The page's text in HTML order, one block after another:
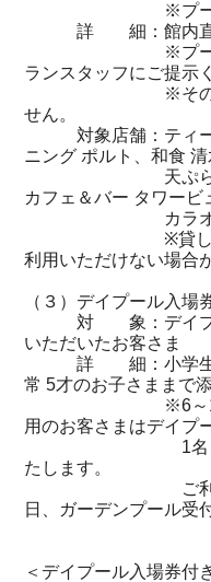
※プールご
詳 細：館内直営
※プールご利用
ランスタッフにご提示
※その他割引・
せん。
対象店舗：ティー
ニング ポルト、和食 清
天ぷら処 福佐
カフェ＆バー タワービ
カラオケル
※貸し切り営業
利用いただけない場合
（３）デイプール入場
対 象：デイプー
いただいたお客さま
詳 細：小学生の
常 5才のお子さままで
※6～12才のお
用のお客さまはデイプ
1名さま1回
たします。
ご利用を希望
日、ガーデンプール受
＜デイプール入場券付